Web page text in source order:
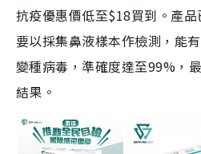
抗疫優惠價低至$18買到。產
要以採集鼻液樣本作檢測，能
變種病毒，準確度達至99%，
結果。